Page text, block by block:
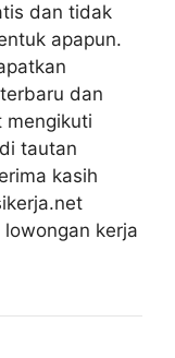
dan tidak
apapun.
dan
mengikuti
tautan
kasih
kerja